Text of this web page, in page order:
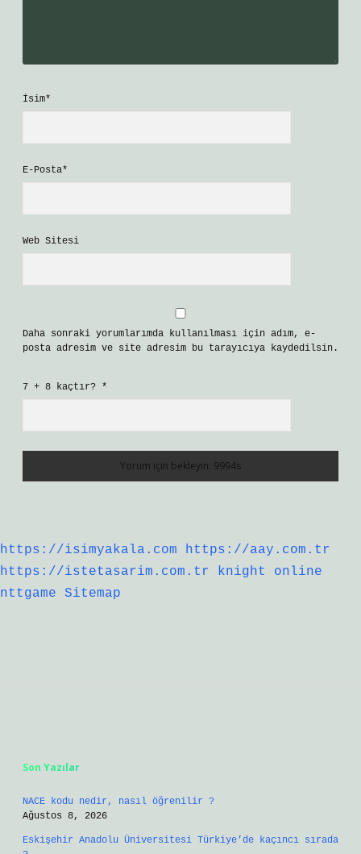
İsim*
E-Posta*
Web Sitesi
Daha sonraki yorumlarımda kullanılması için adım, e-
posta adresim ve site adresim bu tarayıcıya kaydedilsin.
7 + 8 kaçtır? *
https://isimyakala.com
https://aay.com.tr
https://istetasarim.com.tr
knight online
nttgame
Sitemap
Son Yazılar
NACE kodu nedir, nasıl öğrenilir ?
Ağustos 8, 2026
Eskişehir Anadolu Üniversitesi Türkiye’de kaçıncı sırada